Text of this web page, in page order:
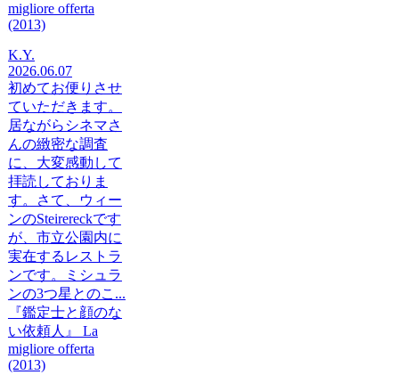
migliore offerta
(2013)
K.Y.
2026.06.07
初めてお便りさせ
ていただきます。
居ながらシネマさ
んの緻密な調査
に、大変感動して
拝読しておりま
す。さて、ウィー
ンのSteirereckです
が、市立公園内に
実在するレストラ
ンです。ミシュラ
ンの3つ星とのこ...
『鑑定士と顔のな
い依頼人』 La
migliore offerta
(2013)